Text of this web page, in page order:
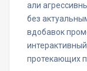
али
без
вдобавок
протекающих